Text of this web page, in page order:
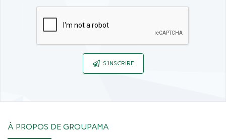
S'INSCRIRE
À PROPOS DE GROUPAMA